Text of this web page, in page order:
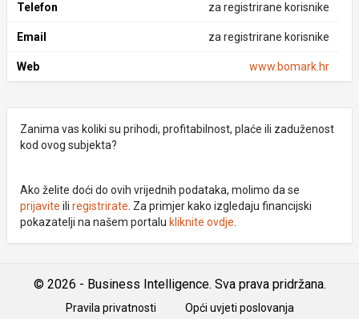
Telefon za registrirane korisnike
Email za registrirane korisnike
Web www.bomark.hr
Zanima vas koliki su prihodi, profitabilnost, plaće ili zaduženost
kod ovog subjekta?
Ako želite doći do ovih vrijednih podataka, molimo da se
prijavite ili registrirate . Za primjer kako izgledaju financijski
pokazatelji na našem portalu kliknite ovdje
© 2026 - Business Intelligence. Sva prava pridržana.
Pravila privatnosti Opći uvjeti poslovanja